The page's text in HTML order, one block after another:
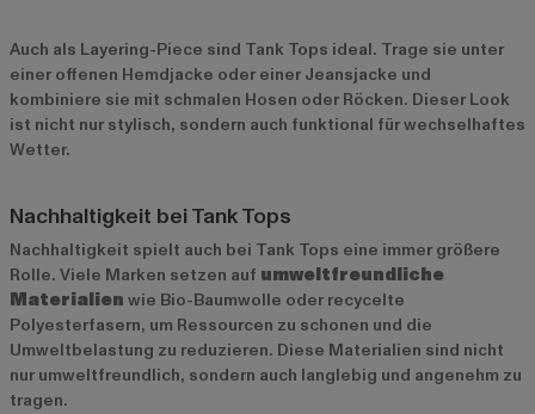
Auch als Layering-Piece sind Tank Tops ideal. Trage sie unter
einer offenen Hemdjacke oder einer Jeansjacke und
kombiniere sie mit schmalen Hosen oder Röcken. Dieser Look
ist nicht nur stylisch, sondern auch funktional für wechselhaftes
Wetter.
Nachhaltigkeit bei Tank Tops
Nachhaltigkeit spielt auch bei Tank Tops eine immer größere
Rolle. Viele Marken setzen auf umweltfreundliche
Materialien wie Bio-Baumwolle oder recycelte
Polyesterfasern, um Ressourcen zu schonen und die
Umweltbelastung zu reduzieren. Diese Materialien sind nicht
nur umweltfreundlich, sondern auch langlebig und angenehm zu
tragen.